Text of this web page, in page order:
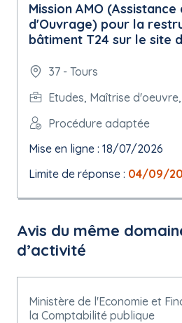
Mission AMO
d'Ouvrage) pour la
bâtiment T24 sur le site
37 - Tours
Etudes, Maîtrise
Procédure adaptée
Mise en ligne : 18/07/2026
Limite de réponse : 04/09/
Avis du même
d’activité
Ministère de l'Economie et
la Comptabilité publique